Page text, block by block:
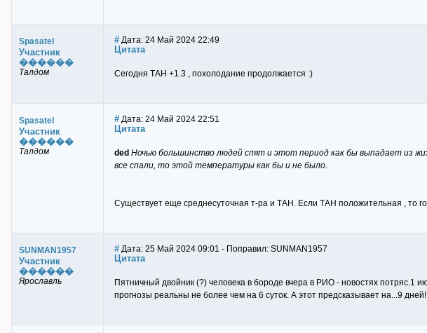
Spasatel
Участник
������
Талдом
# Дата: 24 Май 2024 22:49
Цитата
Сегодня ТАН +1.3 , похолодание продолжается :)
Spasatel
Участник
������
Талдом
# Дата: 24 Май 2024 22:51
Цитата
ded Ночью большинство людей спят и этот период как бы выпадает из
все спали, то этой температуры как бы и не было.
Существует еще среднесуточная т-ра и ТАН. Если ТАН положительная , то
SUNMAN1957
Участник
������
Ярославль
# Дата: 25 Май 2024 09:01 - Поправил: SUNMAN1957
Цитата
Пятничный двойник (?) человека в бороде вчера в РИО - новостях
прогнозы реальны не более чем на 6 суток. А этот предсказывает на...9